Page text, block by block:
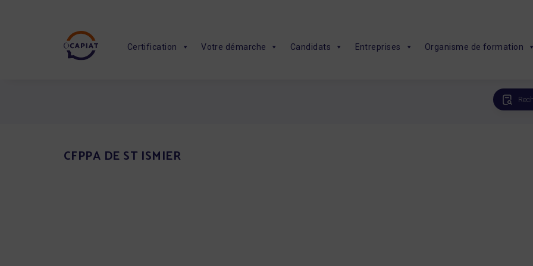
Certification Votre démarche Candidats Entreprises Organisme de formation
CFPPA DE ST ISMIER